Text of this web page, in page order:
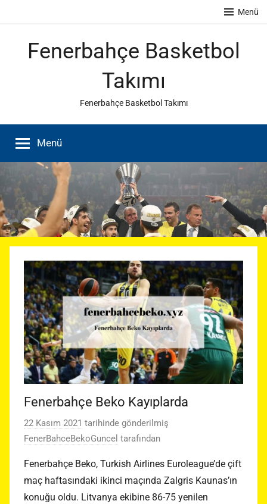
Menü
Fenerbahçe Basketbol
Takımı
Fenerbahçe Basketbol Takımı
Menü
Fenerbahçe Beko Kayıplarda
22 Kasım 2021 tarihinde gönderilmiş
FenerBahceBekoGuncel tarafından
Fenerbahçe Beko, Turkish Airlines Euroleague’de çift
maç haftasındaki ikinci maçında Zalgris Kaunas’ın
konuğu oldu. Litvanya ekibine 86-75 yenilen